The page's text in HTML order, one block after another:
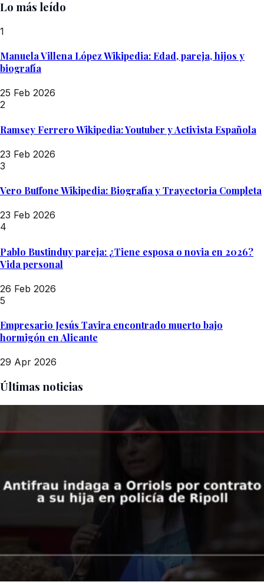
Lo más leído
1
Manuela Villena López Wikipedia: Edad, pareja, hijos y
biografía
25 Feb 2026
2
Ramsey Ferrero Wikipedia: Youtuber y Activista Española
23 Feb 2026
3
Vero Buffone Wikipedia: Biografía y Trayectoria Completa
23 Feb 2026
4
Pablo Bustinduy pareja: ¿Tiene esposa o novia en 2026?
Vida personal
26 Feb 2026
5
Empresario Jesús Tavira encontrado muerto bajo
hormigón en Alicante
29 Apr 2026
Últimas noticias